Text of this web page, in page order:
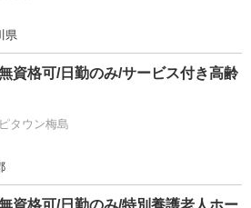
県
資格可/日勤のみ/サービス付き高齢
タウン梅島
資格可/日勤のみ/特別養護老人ホー